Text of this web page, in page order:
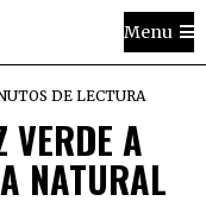
Menu
DE LECTURA
VERDE A
NATURAL